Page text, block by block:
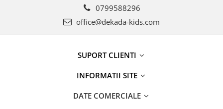
0799588296
office@dekada-kids.com
SUPORT CLIENTI
INFORMATII SITE
DATE COMERCIALE